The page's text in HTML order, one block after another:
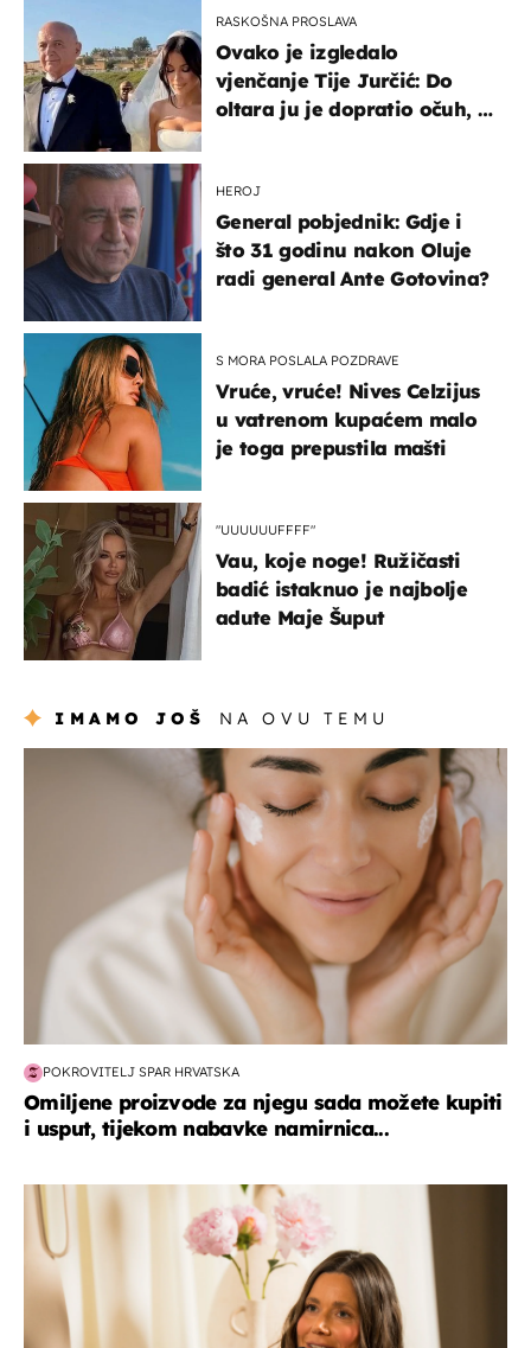
RASKOŠNA PROSLAVA
Ovako je izgledalo
vjenčanje Tije Jurčić: Do
oltara ju je dopratio očuh, a
HEROJ
General pobjednik: Gdje i
što 31 godinu nakon Oluje
radi general Ante Gotovina?
S MORA POSLALA POZDRAVE
Vruće, vruće! Nives Celzijus
u vatrenom kupaćem malo
je toga prepustila mašti
"UUUUUUFFFF"
Vau, koje noge! Ružičasti
badić istaknuo je najbolje
adute Maje Šuput
IMAMO JOŠ NA OVU TEMU
moda & ljepota
POKROVITELJ SPAR HRVATSKA
Omiljene proizvode za njegu sada možete kupiti
i usput, tijekom nabavke namirnica...
moda & ljepota